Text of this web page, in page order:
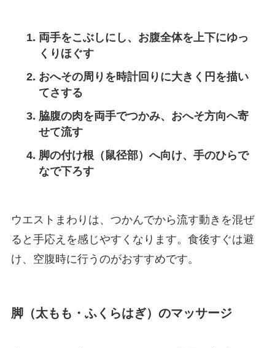
両手をこぶしにし、お腹全体を上下にゆっ
くりほぐす
おへその周りを時計回りに大きく円を描い
てさする
脇腹の肉を両手でつかみ、おへそ方向へ寄
せて流す
脚の付け根（鼠径部）へ向け、手のひらで
なで下ろす
ウエストまわりは、つかんでから流す動きを混ぜ
ると手応えを感じやすくなります。食後すぐは避
け、空腹時に行うのがおすすめです。
脚（太もも・ふくらはぎ）のマッサージ